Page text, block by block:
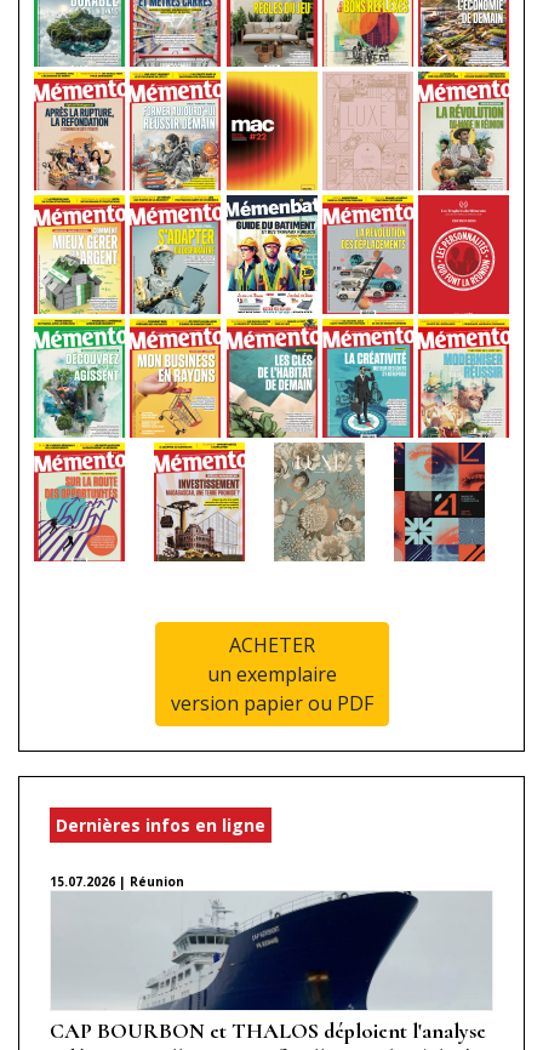
ACHETER
un exemplaire
version papier ou PDF
Dernières infos en ligne
15.07.2026 | Réunion
CAP BOURBON et THALOS déploient l'analyse